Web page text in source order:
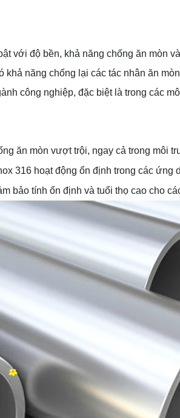
với độ bền, khả năng chống ăn
khả năng chống lại các tác nhân ăn
công nghiệp, đặc biệt là trong các
ăn mòn vượt trội, ngay cả trong môi
316 hoạt động ổn định trong các ứng
bảo tính ổn định và tuổi thọ cao cho